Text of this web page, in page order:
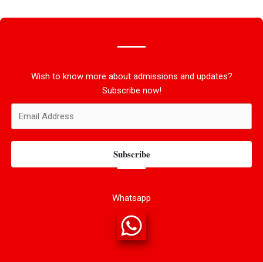
Wish to know more about admissions and updates?
Subscribe now!
Subscribe
Whatsapp